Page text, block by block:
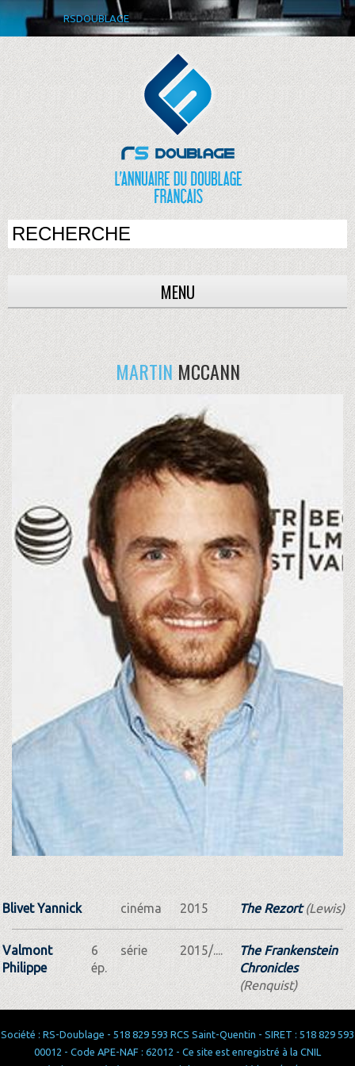
RSDOUBLAGE
MENU
MARTINMCCANN
Blivet Yannick cinéma 2015 The Rezort(Lewis)
Valmont
Philippe
6
ép.
série 2015/....
The Frankenstein
Chronicles
(Renquist)
Société : RS-Doublage - 518 829 593 RCS Saint-Quentin - SIRET : 518 829 593
00012 - Code APE-NAF : 62012 - Ce site est enregistré à la CNIL